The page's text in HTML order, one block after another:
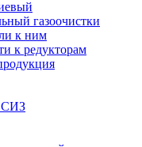
газоочистки
к ним
к редукторам
СИЗ